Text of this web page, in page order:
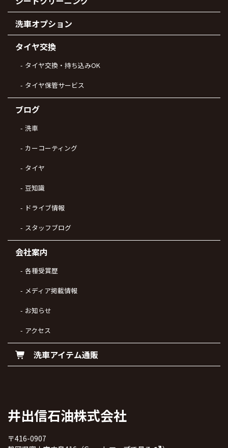
洗車オプション
タイヤ交換
タイヤ交換・持ち込みOK
タイヤ保管サービス
ブログ
洗車
カーコーティング
タイヤ
豆知識
ドライブ情報
スタッフブログ
会社案内
各種受賞歴
メディア掲載情報
お知らせ
アクセス
洗車アイテム通販
井出信石油株式会社
〒416-0907